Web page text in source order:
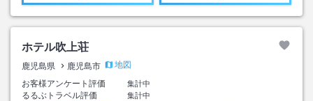
ホテル吹上荘
鹿児島県 鹿児島市
地図
お客様アンケート評価
集計中
るるぶトラベル評価
集計中